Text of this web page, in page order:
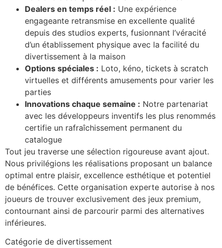
Dealers en temps réel : Une expérience
engageante retransmise en excellente qualité
depuis des studios experts, fusionnant l’véracité
d’un établissement physique avec la facilité du
divertissement à la maison
Options spéciales : Loto, kéno, tickets à scratch
virtuelles et différents amusements pour varier les
parties
Innovations chaque semaine : Notre partenariat
avec les développeurs inventifs les plus renommés
certifie un rafraîchissement permanent du
catalogue
Tout jeu traverse une sélection rigoureuse avant ajout.
Nous privilégions les réalisations proposant un balance
optimal entre plaisir, excellence esthétique et potentiel
de bénéfices. Cette organisation experte autorise à nos
joueurs de trouver exclusivement des jeux premium,
contournant ainsi de parcourir parmi des alternatives
inférieures.
Catégorie de divertissement